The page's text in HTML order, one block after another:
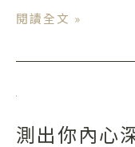
實
錢
有
閱讀全文 »
測出你內心
測
你